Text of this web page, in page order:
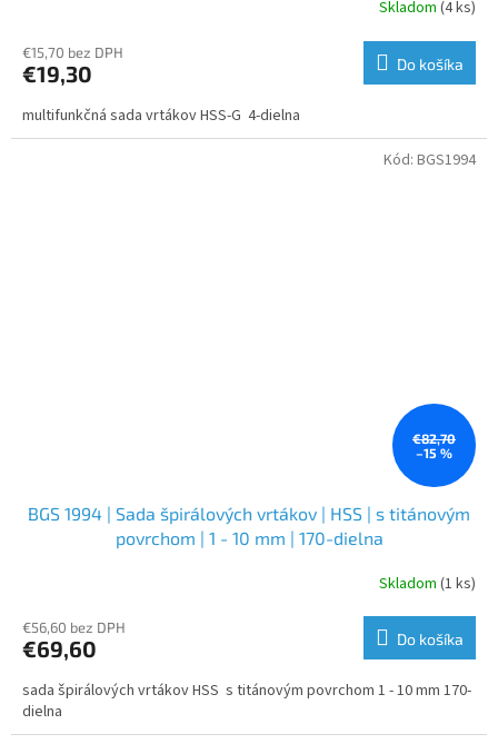
Skladom (4 ks)
€15,70 bez DPH
€19,30 Do košíka
multifunkčná sada vrtákov HSS-G 4-dielna
€82,70
–15 %
BGS 1994 | Sada špirálových vrtákov | HSS | s titánovým
povrchom | 1 - 10 mm | 170-dielna
Skladom (1 ks)
€56,60 bez DPH
€69,60 Do košíka
sada špirálových vrtákov HSS s titánovým povrchom 1 - 10 mm 170-
dielna
Kód: BGS1994